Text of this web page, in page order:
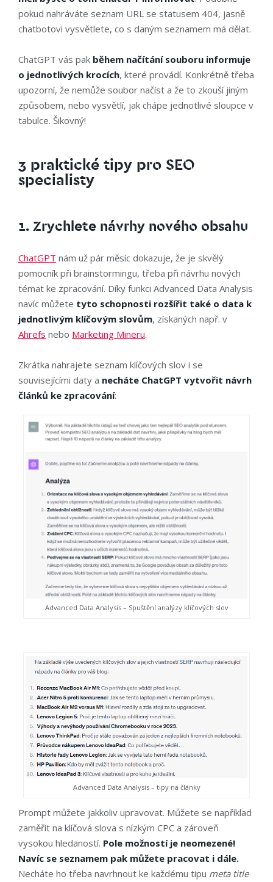
pokud nahráváte seznam URL se statusem 404, jasně
chatbotovi vysvětlete, co s daným seznamem má dělat.
ChatGPT vás pak během načítání souboru informuje
o jednotlivých krocích, které provádí. Konkrétně třeba
upozorní, že nemůže soubor načíst a že to zkouší jiným
způsobem, nebo vysvětlí, jak chápe jednotlivé sloupce v
tabulce. Šikovný!
3 praktické tipy pro SEO
specialisty
1. Zrychlete návrhy nového obsahu
ChatGPT nám už pár měsíc dokazuje, že je skvělý
pomocník při brainstormingu, třeba při návrhu nových
témat ke zpracování. Díky funkci Advanced Data Analysis
navíc můžete tyto schopnosti rozšířit také o data k
jednotlivým klíčovým slovům, získaných např. v
Ahrefs nebo Marketing Mineru.
Zkrátka nahrajete seznam klíčových slov i se
souvisejícími daty a necháte ChatGPT vytvořit návrh
článků ke zpracování:
Advanced Data Analysis – Spuštění analýzy klíčových slov
Advanced Data Analysis – tipy na články
Prompt můžete jakkoliv upravovat. Můžete se například
zaměřit na klíčová slova s nízkým CPC a zároveň
vysokou hledaností. Pole možností je neomezené!
Navíc se seznamem pak můžete pracovat i dále.
Necháte ho třeba navrhnout ke každému tipu meta title